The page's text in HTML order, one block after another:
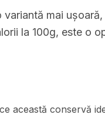
mai
la 100g, este o
această conservă